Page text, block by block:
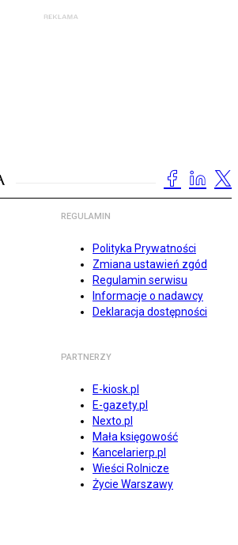
REGULAMIN
Polityka Prywatności
Zmiana ustawień zgód
Regulamin serwisu
Informacje o nadawcy
Deklaracja dostępności
PARTNERZY
E-kiosk.pl
E-gazety.pl
Nexto.pl
Mała księgowość
Kancelarierp.pl
Wieści Rolnicze
Życie Warszawy